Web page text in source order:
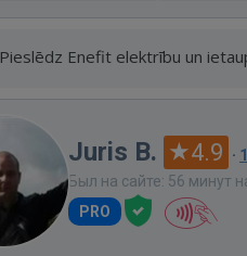
Pieslēdz Enefit elektrību un
Juris B. 4.9 ·
Был на сайте: 56 минут
PRO